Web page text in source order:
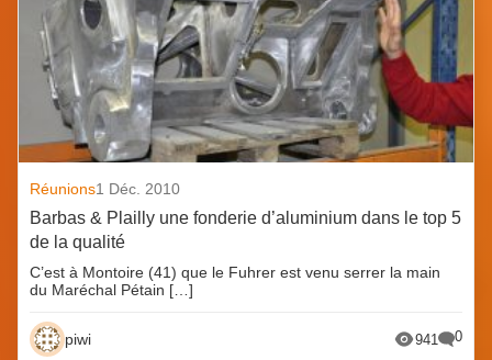
Réunions1 Déc. 2010
Barbas & Plailly une fonderie d’aluminium dans le top 5
de la qualité
C’est à Montoire (41) que le Fuhrer est venu serrer la main
du Maréchal Pétain […]
piwi 941 0